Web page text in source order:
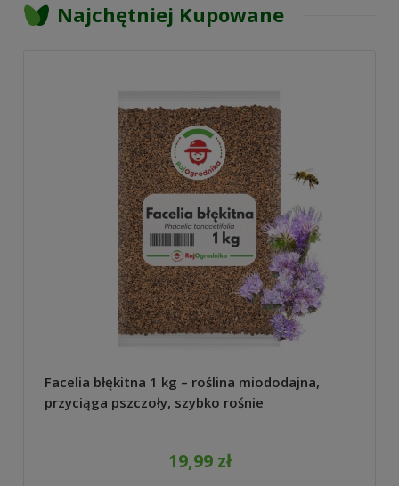
Najchętniej Kupowane
Facelia błękitna 1 kg – roślina miododajna,
przyciąga pszczoły, szybko rośnie
19,99 zł